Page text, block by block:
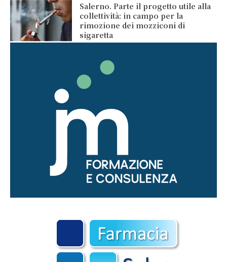
Salerno. Parte il progetto utile alla
collettività: in campo per la
rimozione dei mozziconi di
sigaretta